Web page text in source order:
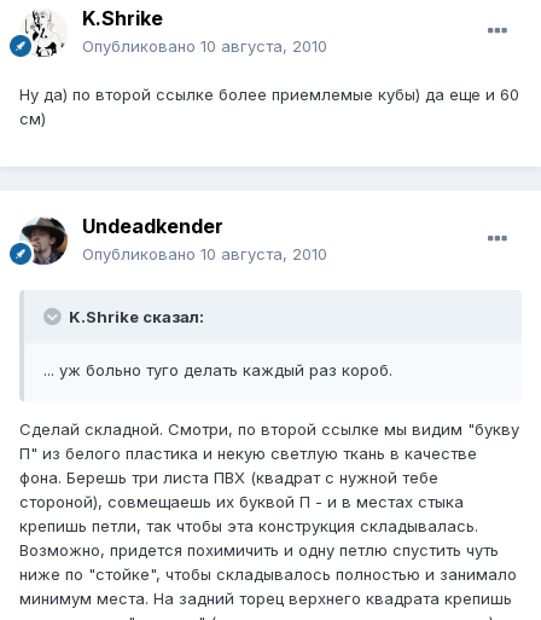
K.Shrike
Опубликовано 10 августа, 2010
Ну да) по второй ссылке более приемлемые кубы) да еще и 60
см)
Undeadkender
Опубликовано 10 августа, 2010
K.Shrike сказал:
... уж больно туго делать каждый раз короб.
Сделай складной. Смотри, по второй ссылке мы видим "букву
П" из белого пластика и некую светлую ткань в качестве
фона. Берешь три листа ПВХ (квадрат с нужной тебе
стороной), совмещаешь их буквой П - и в местах стыка
крепишь петли, так чтобы эта конструкция складывалась.
Возможно, придется похимичить и одну петлю спустить чуть
ниже по "стойке", чтобы складывалось полностью и занимало
минимум места. На задний торец верхнего квадрата крепишь